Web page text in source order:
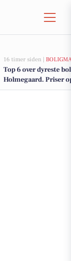
16 timer siden |
Top 6 over dyreste
Holmegaard. Priser